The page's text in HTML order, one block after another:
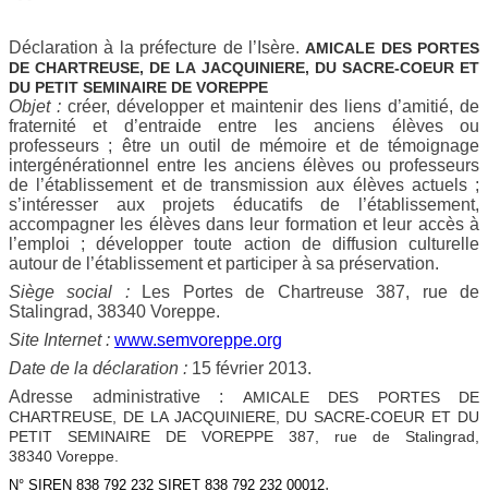
Déclaration à la préfecture de l’Isère.AMICALE DES PORTES
DE CHARTREUSE, DE LA JACQUINIERE, DU SACRE-COEUR ET
DU PETIT SEMINAIRE DE VOREPPE
Objet : créer, développer et maintenir des liens d’amitié, de
fraternité et d’entraide entre les anciens élèves ou
professeurs ; être un outil de mémoire et de témoignage
intergénérationnel entre les anciens élèves ou professeurs
de l’établissement et de transmission aux élèves actuels ;
s’intéresser aux projets éducatifs de l’établissement,
accompagner les élèves dans leur formation et leur accès à
l’emploi ; développer toute action de diffusion culturelle
autour de l’établissement et participer à sa préservation.
Siège social :Les Portes de Chartreuse 387, rue de
Stalingrad, 38340 Voreppe.
Site Internet : www.semvoreppe.org
Date de la déclaration : 15 février 2013.
Adresse administrative : AMICALE DES PORTES DE
CHARTREUSE, DE LA JACQUINIERE, DU SACRE-COEUR ET DU
PETIT SEMINAIRE DE VOREPPE 387, rue de Stalingrad,
38340 Voreppe.
N° SIREN 838 792 232 SIRET 838 792 232 00012.